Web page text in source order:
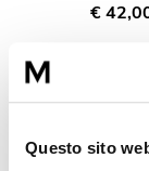
Questo sito
€